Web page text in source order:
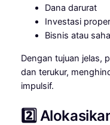
Dana darurat
Investasi
Bisnis atau
Dengan tujuan jelas,
dan terukur,
impulsif.
2️⃣